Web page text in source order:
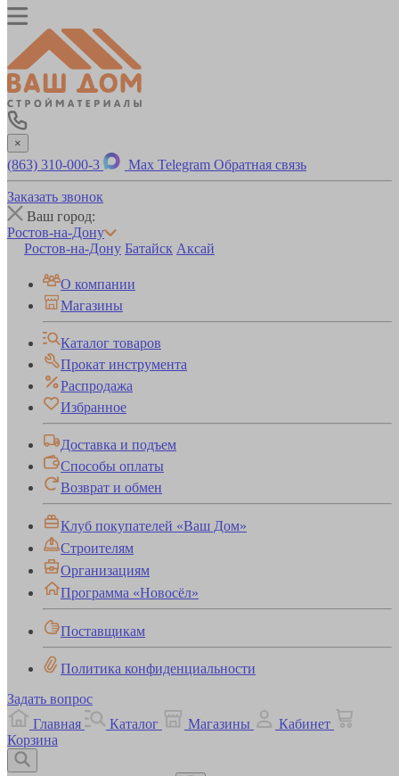
×
(863) 310-000-3 Max Telegram Обратная связь
Заказать звонок
Ваш город:
Ростов-на-Дону
Ростов-на-Дону Батайск Аксай
О компании
Магазины
Каталог товаров
Прокат инструмента
Распродажа
Избранное
Доставка и подъем
Способы оплаты
Возврат и обмен
Клуб покупателей «Ваш Дом»
Строителям
Организациям
Программа «Новосёл»
Поставщикам
Политика конфиденциальности
Задать вопрос
Главная
Каталог Магазины
Кабинет
Корзина